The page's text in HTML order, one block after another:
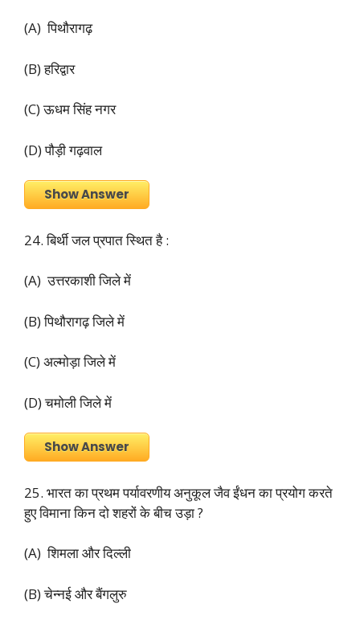
(A) पिथौरागढ़
(B) हरिद्वार
(C) ऊधम सिंह नगर
(D) पौड़ी गढ़वाल
Show Answer
24. बिर्थी जल प्रपात स्थित है :
(A) उत्तरकाशी जिले में
(B) पिथौरागढ़ जिले में
(C) अल्मोड़ा जिले में
(D) चमोली जिले में
Show Answer
25. भारत का प्रथम पर्यावरणीय अनुकूल जैव ईंधन का प्रयोग करते
हुए विमाना किन दो शहरों के बीच उड़ा ?
(A) शिमला और दिल्ली
(B) चेन्नई और बैंगलुरु